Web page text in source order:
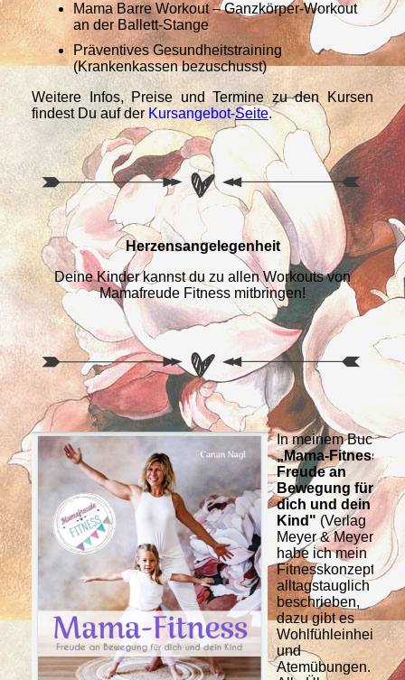
Mama Barre Workout – Ganzkörper-Workout
an der Ballett-Stange
Präventives Gesundheitstraining
(Krankenkassen bezuschusst)
Weitere Infos, Preise und Termine zu den Kursen
findest Du auf der Kursangebot-Seite.
Herzensangelegenheit
Deine Kinder kannst du zu allen Workouts von
Mamafreude Fitness mitbringen!
In meinem Buch
„Mama-Fitness –
Freude an
Bewegung für
dich und dein
Kind" (Verlag
Meyer & Meyer),
habe ich mein
Fitnesskonzept
alltagstauglich
beschrieben,
dazu gibt es
Wohlfühleinheiten
und
Atemübungen.